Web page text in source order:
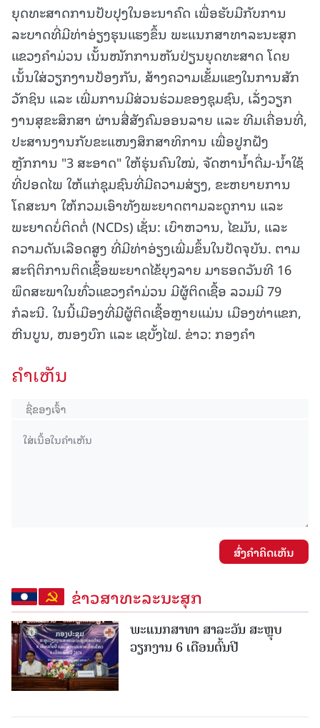
ຍຸດທະສາດການປັບປຸງໃນອະນາຄົດ ເພື່ອຮັບມືກັບການ
ລະບາດທີ່ມີທ່າອ່ຽງຮຸນແຮງຂຶ້ນ ພະແນກສາທາລະນະສຸກ
ແຂວງຄໍາມ່ວນ ເນັ້ນໜັກການຫັນປ່ຽນຍຸດທະສາດ ໂດຍ
ເນັ້ນໃສ່ວຽກງານປ້ອງກັນ, ສ້າງຄວາມເຂັ້ມແຂງໃນການສັກ
ວັກຊິນ ແລະ ເພີ່ມການມີສ່ວນຮ່ວມຂອງຊຸມຊົນ, ເລັ່ງວຽກ
ງານສຸຂະສຶກສາ ຜ່ານສື່ສັງຄົມອອນລາຍ ແລະ ທີມເຄື່ອນທີ່,
ປະສານງານກັບຂະແໜງສຶກສາທິການ ເພື່ອປູກຝັງ
ຫຼັກການ "3 ສະອາດ" ໃຫ້ຮຸ່ນຄົນໃໝ່, ຈັດຫານໍ້າດື່ມ-ນໍ້າໃຊ້
ທີ່ປອດໄພ ໃຫ້ແກ່ຊຸມຊົນທີ່ມີຄວາມສ່ຽງ, ຂະຫຍາຍການ
ໂຄສະນາ ໃຫ້ກວມເອົາທັງພະຍາດຕາມລະດູການ ແລະ
ພະຍາດບໍ່ຕິດຕໍ່ (NCDs) ເຊັ່ນ: ເບົາຫວານ, ໄຂມັນ, ແລະ
ຄວາມດັນເລືອດສູງ ທີ່ມີທ່າອ່ຽງເພີ່ມຂຶ້ນໃນປັດຈຸບັນ. ຕາມ
ສະຖິຕິການຕິດເຊື້ອພະຍາດໄຂ້ຍຸງລາຍ ມາຮອດວັນທີ 16
ພຶດສະພາໃນທົ່ວແຂວງຄໍາມ່ວນ ມີຜູ້ຕິດເຊື້ອ ລວມມີ 79
ກໍລະນີ. ໃນນີ້ເມືອງທີ່ມີຜູ້ຕິດເຊື້ອຫຼາຍແມ່ນ ເມືອງທ່າແຂກ,
ຫີນບູນ, ໜອງບົກ ແລະ ເຊບັ້ງໄຟ. ຂ່າວ: ກອງຄໍາ
ຄໍາເຫັນ
ສົ່ງຄໍາຄິດເຫັນ
ຂ່າວສາທະລະນະສຸກ
ພະແນກສາທາ ສາລະວັນ ສະຫຼຸບ
ວຽກງານ 6 ເດືອນຕົ້ນປີ